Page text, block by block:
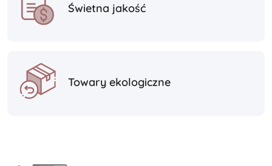
Świetna jakość
Towary ekologiczne